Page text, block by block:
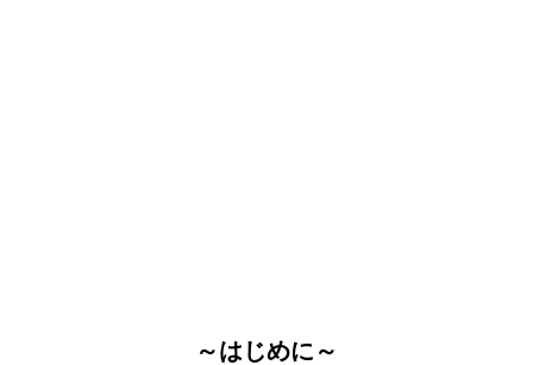
～はじめに～